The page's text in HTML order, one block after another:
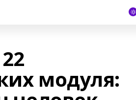
модуля: